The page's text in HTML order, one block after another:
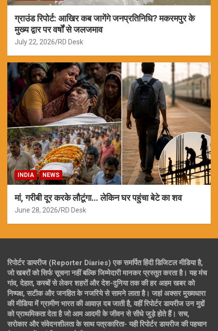
ग्राउंड रिपोर्ट: आखिर कब जागेंगे जनप्रतिनिधि? मकरमपुर के
मुख्य द्वार पर वर्षों से जलजमाव
July 22, 2026 RD Desk
INDIA NEWS
मां, गरीबी दूर करके लौटूंगा… लेकिन घर पहुंचा बेटे का शव
June 28, 2026 RD Desk
रिपोर्टर डायरीज (Reporter Diaries) एक समर्पित हिंदी डिजिटल मीडिया है,
जो खबरों को सिर्फ सूचना नहीं बल्कि जिम्मेदारी मानकर प्रस्तुत करता है। यह मंच
गांव, देहात, कस्बों से लेकर शहरों और देश-दुनिया तक की हर अहम खबर को
निष्पक्ष, सटीक और जनहित के नजरिये से सामने लाता है। जहां अक्सर मुख्यधारा
की मीडिया में ग्रामीण भारत की आवाज़ दब जाती है, वहीं रिपोर्टर डायरीज उन मुद्दों
को प्राथमिकता देता है जो आम आदमी के जीवन से सीधे जुड़े होते हैं। सच,
सरोकार और संवेदनशीलता के साथ पत्रकारिता- यही रिपोर्टर डायरीज की पहचान